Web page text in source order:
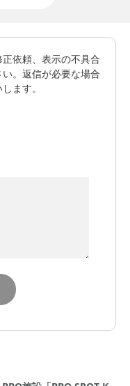
依頼、表示の不具合
。返信が必要な場合
ます。